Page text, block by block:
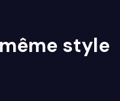
style